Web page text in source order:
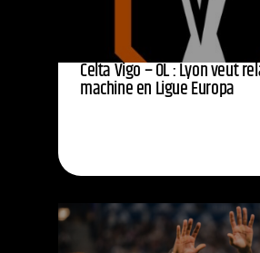
Celta Vigo – OL : Lyon veut
machine en Ligue Europa